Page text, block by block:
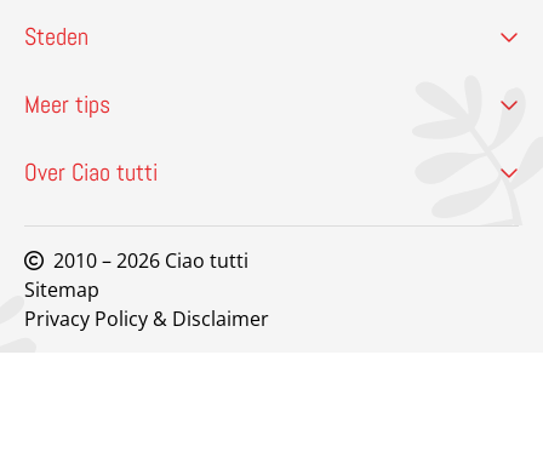
Steden
Meer tips
Over Ciao tutti
2010 – 2026 Ciao tutti
Sitemap
Privacy Policy & Disclaimer